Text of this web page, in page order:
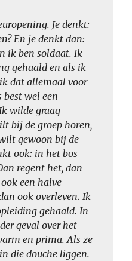
Je denkt:
En je denkt dan:
ik ben soldaat. Ik
gehaald en als ik
dat allemaal voor
best wel een
wilde graag
bij de groep horen,
gewoon bij de
ook: in het bos
regent het, dan
een halve
ook overleven. Ik
gehaald. In
geval over het
en prima. Als ze
die douche liggen.